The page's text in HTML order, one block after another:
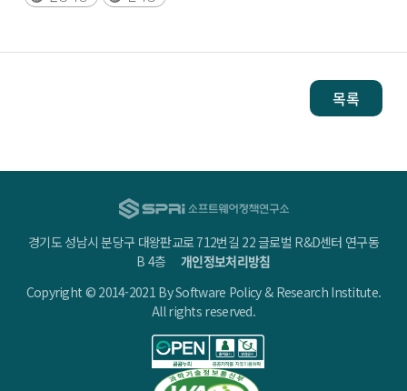
목록
경기도 성남시 분당구 대왕판교로 712번길 22 글로벌 R&D센터 연구동
B 4층개인정보처리방침
Copyright © 2014-2021 By Software Policy & Research Institute.
All rights reserved.